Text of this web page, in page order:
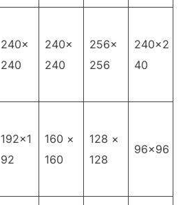
240×
240
240×
240
256×
256
240×2
40
192×1
92
160 ×
160
128 ×
128
96×96